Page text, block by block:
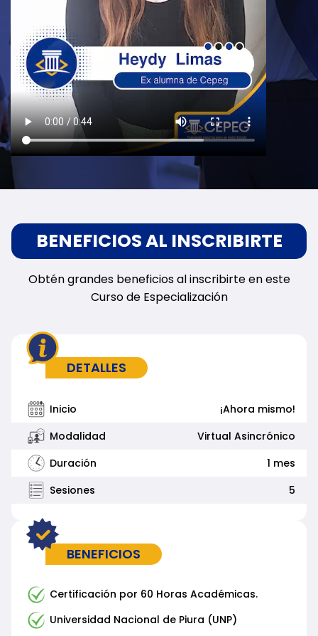
BENEFICIOS AL INSCRIBIRTE
Obtén grandes beneficios al inscribirte en este
Curso de Especialización
DETALLES
Inicio
¡Ahora mismo!
Modalidad
Virtual Asincrónico
Duración
1 mes
Sesiones
5
BENEFICIOS
Certificación por 60 Horas Académicas.
Universidad Nacional de Piura (UNP)